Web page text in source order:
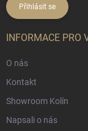
Přihlásit se
INFORMACE PRO
O nás
Kontakt
Showroom Kolín
Napsali o nás